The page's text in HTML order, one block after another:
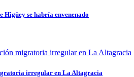
se habría envenenado
irregular en La Altagracia